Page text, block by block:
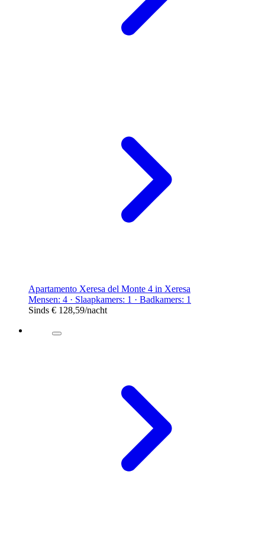
Apartamento Xeresa del Monte 4 in Xeresa
Mensen: 4 · Slaapkamers: 1 · Badkamers: 1
Sinds € 128,59/nacht